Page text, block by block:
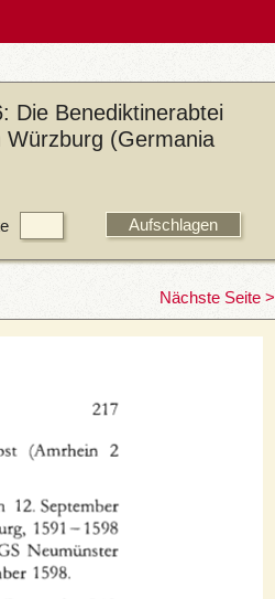
Die Benediktinerabtei
Würzburg (Germania
Nächste Seite >